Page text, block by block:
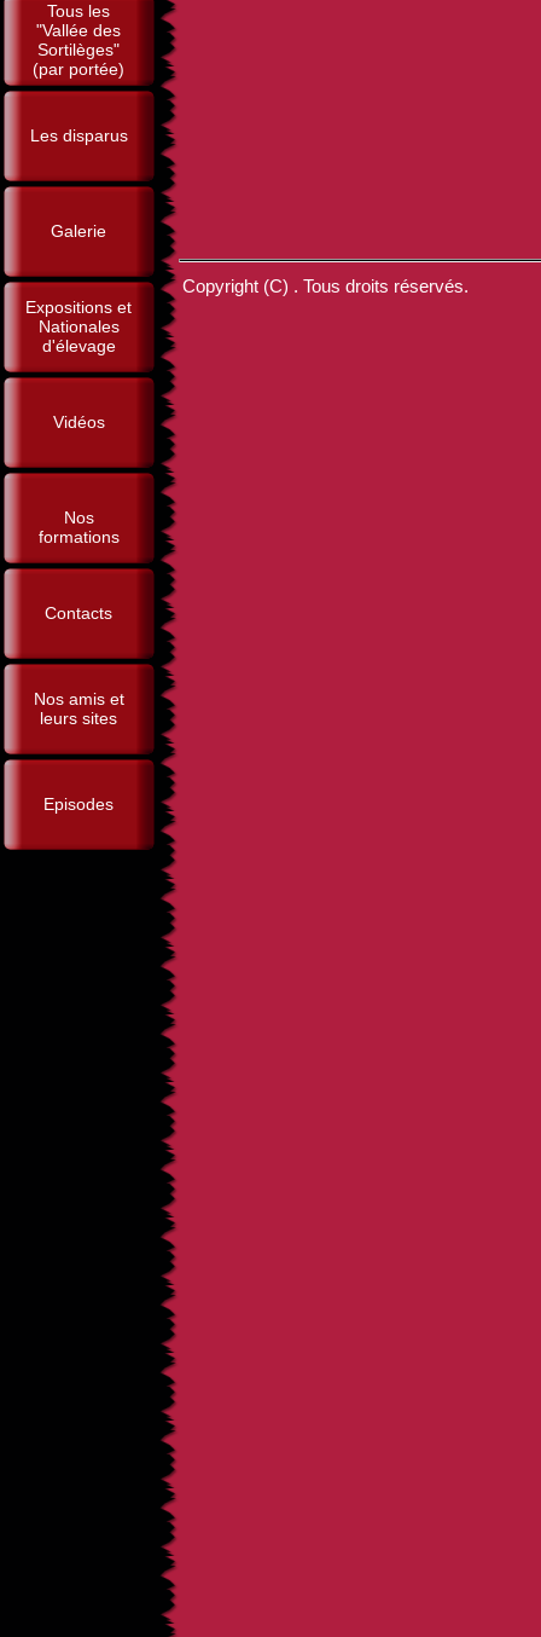
Tous les
"Vallée des
Sortilèges"
(par portée)
Les disparus
Galerie
Expositions et
Nationales
d'élevage
Vidéos
Nos
formations
Contacts
Nos amis et
leurs sites
Episodes
Copyright (C) . Tous droits réservés.